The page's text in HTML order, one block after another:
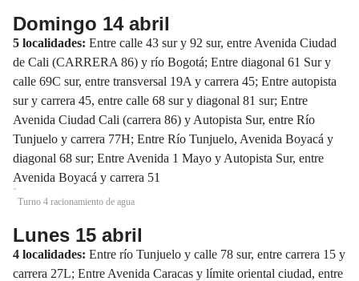
Domingo 14 abril
5 localidades: Entre calle 43 sur y 92 sur, entre Avenida Ciudad
de Cali (CARRERA 86) y río Bogotá; Entre diagonal 61 Sur y
calle 69C sur, entre transversal 19A y carrera 45; Entre autopista
sur y carrera 45, entre calle 68 sur y diagonal 81 sur; Entre
Avenida Ciudad Cali (carrera 86) y Autopista Sur, entre Río
Tunjuelo y carrera 77H; Entre Río Tunjuelo, Avenida Boyacá y
diagonal 68 sur; Entre Avenida 1 Mayo y Autopista Sur, entre
Avenida Boyacá y carrera 51
Turno 4 racionamiento de agua
Lunes 15 abril
4 localidades: Entre río Tunjuelo y calle 78 sur, entre carrera 15 y
carrera 27L; Entre Avenida Caracas y límite oriental ciudad, entre